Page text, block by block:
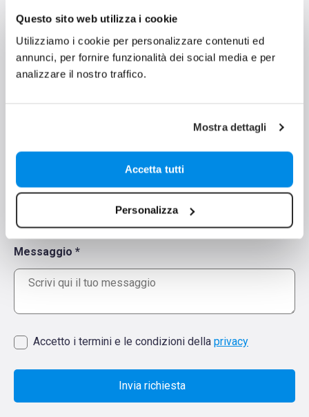
Questo sito web utilizza i cookie
Utilizziamo i cookie per personalizzare contenuti ed
annunci, per fornire funzionalità dei social media e per
analizzare il nostro traffico.
Mostra dettagli
Accetta tutti
Personalizza
Messaggio *
Accetto i termini e le condizioni della privacy
Invia richiesta